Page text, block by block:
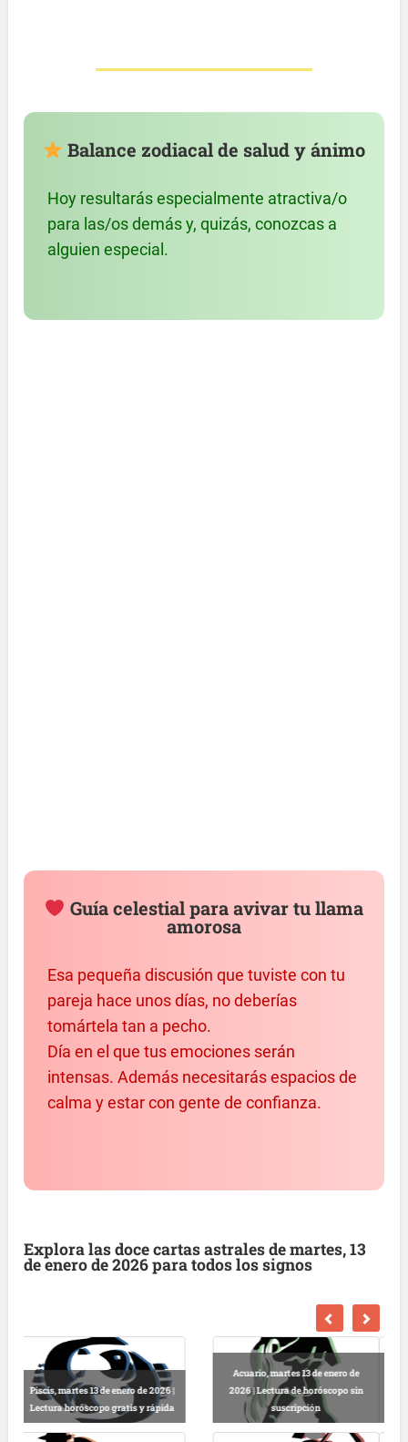
Balance zodiacal de salud y ánimo
Hoy resultarás especialmente atractiva/o
para las/os demás y, quizás, conozcas a
alguien especial.
Guía celestial para avivar tu llama
amorosa
Esa pequeña discusión que tuviste con tu
pareja hace unos días, no deberías
tomártela tan a pecho.
Día en el que tus emociones serán
intensas. Además necesitarás espacios de
calma y estar con gente de confianza.
Explora las doce cartas astrales de martes, 13
de enero de 2026 para todos los signos
Escorpio, martes 13 de enero de
2026 | Horóscopo gratis hoy y
completo
Libra, martes 13 de enero de 2026 |
Lectura horóscopo online